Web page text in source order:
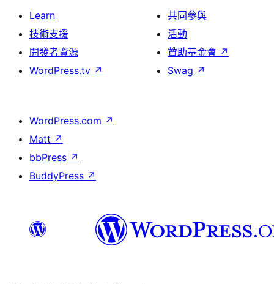
Learn
技術支援
開發者資源
WordPress.tv ↗
共同參與
活動
贊助基金會 ↗
Swag ↗
WordPress.com ↗
Matt ↗
bbPress ↗
BuddyPress ↗